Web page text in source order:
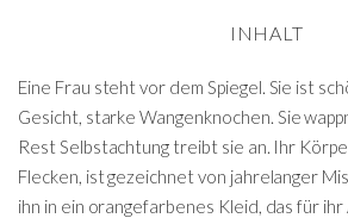
INHALT
Eine Frau steht vor dem Spiegel. Sie ist
Gesicht, starke Wangenknochen. Sie
Rest Selbstachtung treibt sie an. Ihr
Flecken, ist gezeichnet von jahrelanger
ihn in ein orangefarbenes Kleid, das für